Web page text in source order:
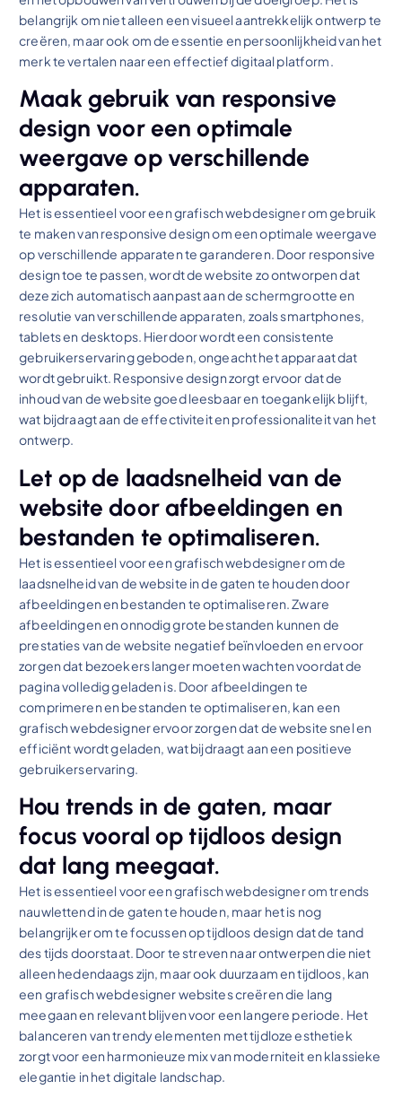
belangrijk om niet alleen een visueel aantrekkelijk ontwerp te
creëren, maar ook om de essentie en persoonlijkheid van het
merk te vertalen naar een effectief digitaal platform.
Maak gebruik van responsive
design voor een optimale
weergave op verschillende
apparaten.
Het is essentieel voor een grafisch webdesigner om gebruik
te maken van responsive design om een optimale weergave
op verschillende apparaten te garanderen. Door responsive
design toe te passen, wordt de website zo ontworpen dat
deze zich automatisch aanpast aan de schermgrootte en
resolutie van verschillende apparaten, zoals smartphones,
tablets en desktops. Hierdoor wordt een consistente
gebruikerservaring geboden, ongeacht het apparaat dat
wordt gebruikt. Responsive design zorgt ervoor dat de
inhoud van de website goed leesbaar en toegankelijk blijft,
wat bijdraagt aan de effectiviteit en professionaliteit van het
ontwerp.
Let op de laadsnelheid van de
website door afbeeldingen en
bestanden te optimaliseren.
Het is essentieel voor een grafisch webdesigner om de
laadsnelheid van de website in de gaten te houden door
afbeeldingen en bestanden te optimaliseren. Zware
afbeeldingen en onnodig grote bestanden kunnen de
prestaties van de website negatief beïnvloeden en ervoor
zorgen dat bezoekers langer moeten wachten voordat de
pagina volledig geladen is. Door afbeeldingen te
comprimeren en bestanden te optimaliseren, kan een
grafisch webdesigner ervoor zorgen dat de website snel en
efficiënt wordt geladen, wat bijdraagt aan een positieve
gebruikerservaring.
Hou trends in de gaten, maar
focus vooral op tijdloos design
dat lang meegaat.
Het is essentieel voor een grafisch webdesigner om trends
nauwlettend in de gaten te houden, maar het is nog
belangrijker om te focussen op tijdloos design dat de tand
des tijds doorstaat. Door te streven naar ontwerpen die niet
alleen hedendaags zijn, maar ook duurzaam en tijdloos, kan
een grafisch webdesigner websites creëren die lang
meegaan en relevant blijven voor een langere periode. Het
balanceren van trendy elementen met tijdloze esthetiek
zorgt voor een harmonieuze mix van moderniteit en klassieke
elegantie in het digitale landschap.